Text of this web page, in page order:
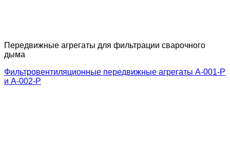
Передвижные агрегаты для фильтрации сварочного
дыма
Фильтровентиляционные передвижные агрегаты A-001-Р
и А-002-Р